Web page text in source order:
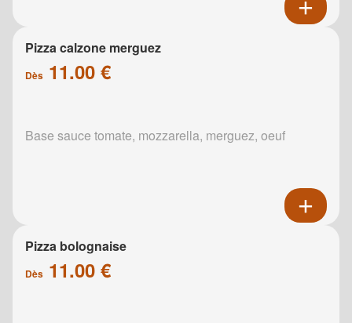
Pizza calzone merguez
Dès 11.00 €
Base sauce tomate, mozzarella, merguez, oeuf
Pizza bolognaise
Dès 11.00 €